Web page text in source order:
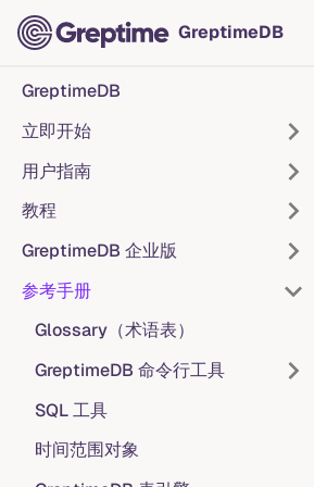
GreptimeDB
GreptimeDB
立即开始
用户指南
教程
GreptimeDB 企业版
参考手册
Glossary（术语表）
GreptimeDB 命令行工具
SQL 工具
时间范围对象